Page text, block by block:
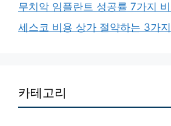
무치악 임플란트 성공률 7가지
세스코 비용 상가 절약하는 3가
카테고리